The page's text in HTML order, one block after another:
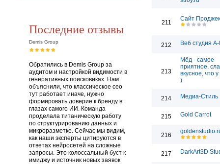
Последние отзывы
Demis Group
Обратились в Demis Group за
аудитом и настройкой видимости в
генеративных поисковиках. Нам
объяснили, что классическое сео
тут работает иначе, нужно
формировать доверие к бренду в
глазах самого ИИ. Команда
проделала титаническую работу
по структурированию данных и
микроразметке. Сейчас мы видим,
как наши эксперты цитируются в
ответах нейросетей на сложные
запросы. Это колоссальный буст к
имиджу и источник новых заявок
211
Сайт
212 Веб студия
213
Мёд - самое
приятное,
вкусное, что
)
214 Медиа-Стиль
215 Gold Carrot
216
217 DarkArt3D